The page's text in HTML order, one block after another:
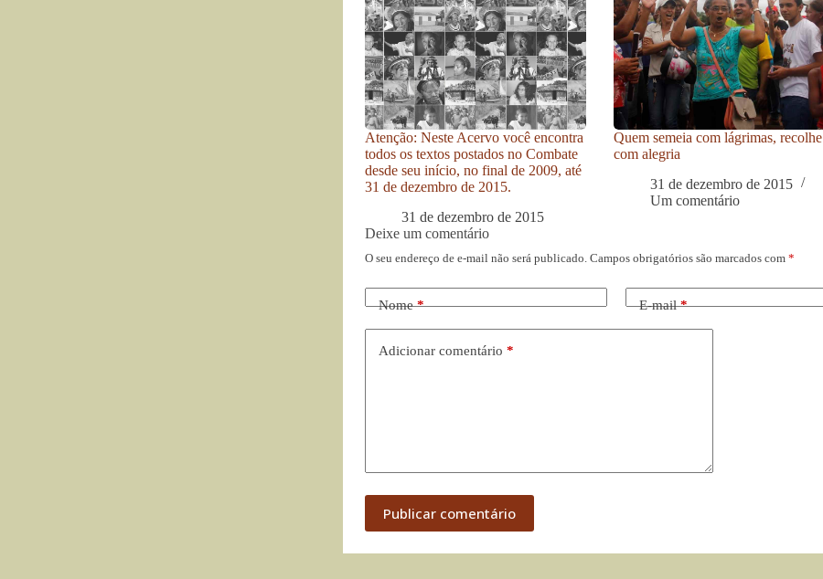
Atenção: Neste Acervo você encontra
todos os textos postados no Combate
desde seu início, no final de 2009, até
31 de dezembro de 2015.
31 de dezembro de 2015
Quem semeia com lágrimas, recolhe
com alegria
31 de dezembro de 2015
Um comentário
Deixe um comentário
O seu endereço de e-mail não será publicado. Campos obrigatórios são marcados com *
Nome* E-mail*
Adicionar comentário *
Publicar comentário